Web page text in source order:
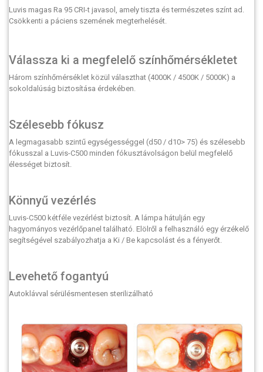
Luvis magas Ra 95 CRI-t javasol, amely tiszta és természetes színt ad.
Csökkenti a páciens szemének megterhelését.
Válassza ki a megfelelő színhőmérsékletet
Három színhőmérséklet közül választhat (4000K / 4500K / 5000K) a
sokoldalúság biztosítása érdekében.
Szélesebb fókusz
A legmagasabb szintű egységességgel (d50 / d10> 75) és szélesebb
fókusszal a Luvis-C500 minden fókusztávolságon belül megfelelő
élességet biztosít.
Könnyű vezérlés
Luvis-C500 kétféle vezérlést biztosít. A lámpa hátulján egy
hagyományos vezérlőpanel található. Elölről a felhasználó egy érzékelő
segítségével szabályozhatja a Ki / Be kapcsolást és a fényerőt.
Levehető fogantyú
Autoklávval sérülésmentesen sterilizálható